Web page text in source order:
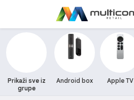
Prikaži sve iz
grupe
Android box Apple TV